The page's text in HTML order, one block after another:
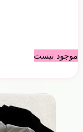
موجود نیست